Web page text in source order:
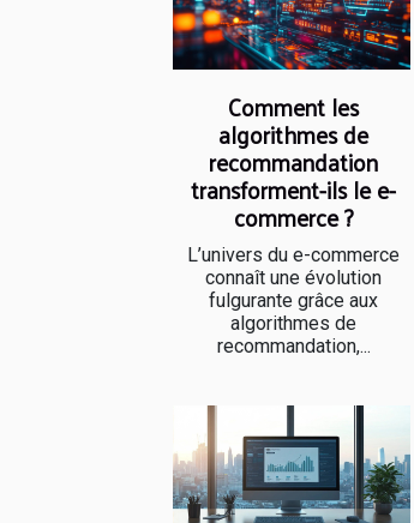
Comment les
algorithmes de
recommandation
transforment-ils le e-
commerce ?
L’univers du e-commerce
connaît une évolution
fulgurante grâce aux
algorithmes de
recommandation,...